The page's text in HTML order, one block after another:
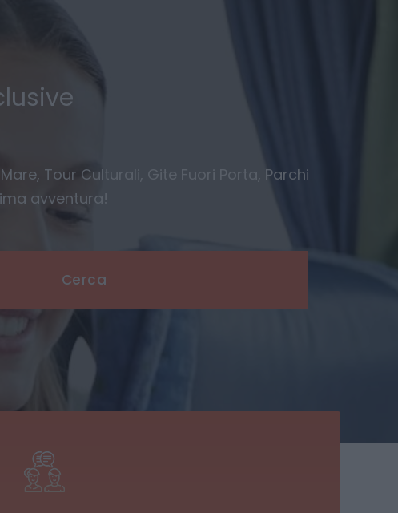
Tour Culturali, Gite Fuori Porta, Parchi
avventura!